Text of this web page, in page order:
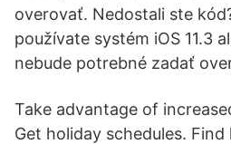
overovať. Nedostali ste
používate systém iOS 11.3
nebude potrebné zadať
Take advantage of
Get holiday schedules.